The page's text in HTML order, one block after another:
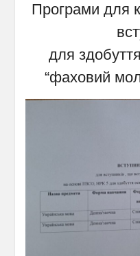
Програми для
для
“фаховий